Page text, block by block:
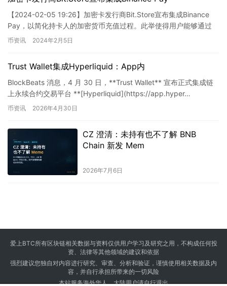
【2024-02-05 19:26】加密卡发行商Bit.Store宣布集成Binance
Pay，以简化持卡人的加密货币充值过程。此举使得用户能够通过
Binance Pay为他们的…
币资讯 2024年2月5日
Trust Wallet集成Hyperliquid：App内
BlockBeats 消息，4 月 30 日，**Trust Wallet** 宣布正式集成链
上永续合约交易平台 **[Hyperliquid](https://app.hyper…
币资讯 2026年4月30日
CZ 澄清：未持有也不了解 BNB
Chain 新发 Mem
2026年7月6日
爱上BTC所有区块链相关数据与资料仅供用户学习及研究之用，不构成任何投
资、法律等其他领域的建议和依据
强烈建议您独自对内容进行研究、审查、分析和验证，谨慎使用相关数据及内
容，并自行承担所带来的一切风险
本站服务海外华人，大陆用户请自行退出